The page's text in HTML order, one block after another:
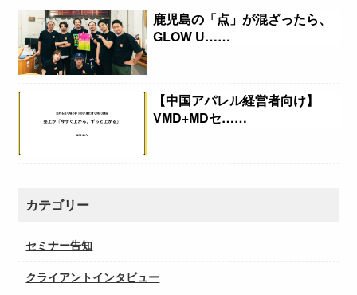
鹿児島の「点」が混ざったら、
GLOW U……
【中国アパレル経営者向け】
VMD+MDセ……
カテゴリー
セミナー告知
クライアントインタビュー